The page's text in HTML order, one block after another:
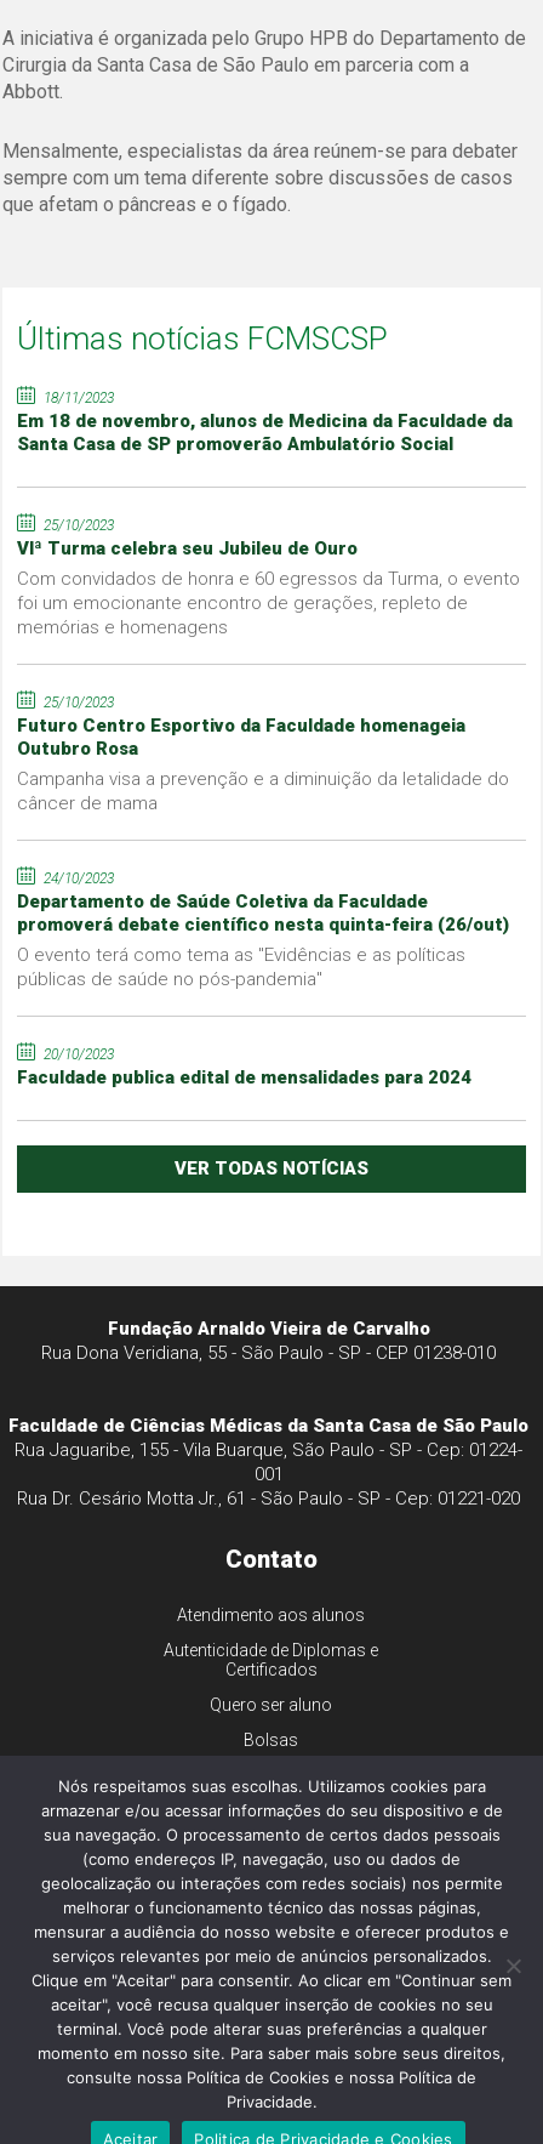
A iniciativa é organizada pelo Grupo HPB do Departamento de
Cirurgia da Santa Casa de São Paulo em parceria com a
Abbott.
Mensalmente, especialistas da área reúnem-se para debater
sempre com um tema diferente sobre discussões de casos
que afetam o pâncreas e o fígado.
Últimas notícias FCMSCSP
18/11/2023
Em 18 de novembro, alunos de Medicina da Faculdade da
Santa Casa de SP promoverão Ambulatório Social
25/10/2023
VIª Turma celebra seu Jubileu de Ouro
Com convidados de honra e 60 egressos da Turma, o evento
foi um emocionante encontro de gerações, repleto de
memórias e homenagens
25/10/2023
Futuro Centro Esportivo da Faculdade homenageia
Outubro Rosa
Campanha visa a prevenção e a diminuição da letalidade do
câncer de mama
24/10/2023
Departamento de Saúde Coletiva da Faculdade
promoverá debate científico nesta quinta-feira (26/out)
O evento terá como tema as "Evidências e as políticas
públicas de saúde no pós-pandemia"
20/10/2023
Faculdade publica edital de mensalidades para 2024
VER TODAS NOTÍCIAS
Fundação Arnaldo Vieira de Carvalho
Rua Dona Veridiana, 55 - São Paulo - SP - CEP 01238-010
Faculdade de Ciências Médicas da Santa Casa de São Paulo
Rua Jaguaribe, 155 - Vila Buarque, São Paulo - SP - Cep: 01224-
001
Rua Dr. Cesário Motta Jr., 61 - São Paulo - SP - Cep: 01221-020
Contato
Atendimento aos alunos
Autenticidade de Diplomas e
Certificados
Quero ser aluno
Bolsas
Financiamento
Trabalhe conosco
Imprensa
Ouvidoria
Dúvidas gerais
© 2026 - Faculdade de Ciências Médicas da Santa Casa de São
Paulo - Todos os direitos reservados.
Política de Privacidade e Cookies
Nós respeitamos suas escolhas. Utilizamos cookies para
armazenar e/ou acessar informações do seu dispositivo e de
sua navegação. O processamento de certos dados pessoais
(como endereços IP, navegação, uso ou dados de
geolocalização ou interações com redes sociais) nos permite
melhorar o funcionamento técnico das nossas páginas,
mensurar a audiência do nosso website e oferecer produtos e
serviços relevantes por meio de anúncios personalizados.
Clique em "Aceitar" para consentir. Ao clicar em "Continuar sem
aceitar", você recusa qualquer inserção de cookies no seu
terminal. Você pode alterar suas preferências a qualquer
momento em nosso site. Para saber mais sobre seus direitos,
consulte nossa Política de Cookies e nossa Política de
Privacidade.
Aceitar
Politica de Privacidade e Cookies